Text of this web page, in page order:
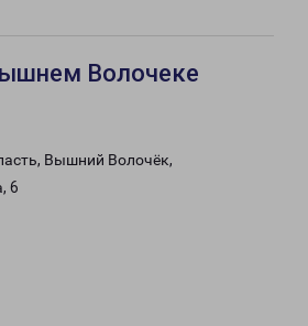
Волочеке
Вышний Волочёк,
6